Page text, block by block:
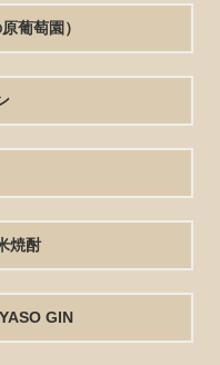
葡萄園）
焼酎
GIN